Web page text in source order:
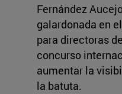
Fernández
galardonada en
para directoras
concurso
aumentar la
la batuta.